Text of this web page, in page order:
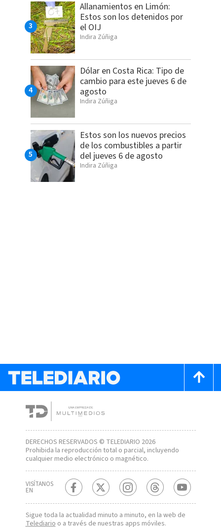
Allanamientos en Limón:
Estos son los detenidos por
el OIJ
Indira Zúñiga
Dólar en Costa Rica: Tipo de
cambio para este jueves 6 de
agosto
Indira Zúñiga
Estos son los nuevos precios
de los combustibles a partir
del jueves 6 de agosto
Indira Zúñiga
DERECHOS RESERVADOS © TELEDIARIO 2026
Prohibida la reproducción total o parcial, incluyendo
cualquier medio electrónico o magnético.
VISÍTANOS
EN
Sigue toda la actualidad minuto a minuto, en la web de
Telediarioo a través de nuestras apps móviles.